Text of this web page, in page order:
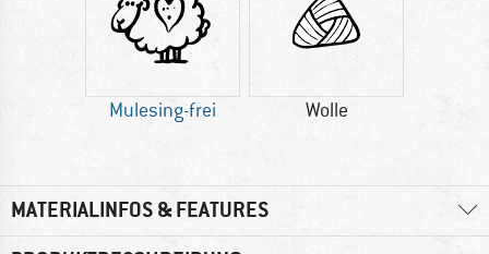
Mulesing-frei Wolle
MATERIALINFOS & FEATURES